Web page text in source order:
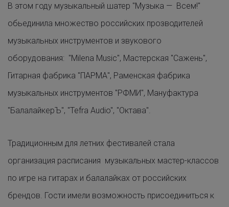
В этом году музыкальный шатер "Музыка — Всем!"
обьединила множество российских прозводителей
музыкальных инструментов и звукового
оборудования: "Milena Music", Мастерская "Сажень",
Гитарная фабрика "ПАРМА", Раменская фабрика
музыкальных инструментов "РФМИ", Мануфактура
"БалалайкерЪ", "Tefra Audio", "Октава".
Традиционным для летних фестивалей стала
организация расписания музыкальных мастер-классов
по игре на гитарах и балалайках от российских
брендов. Гости имели возможность присоединиться к